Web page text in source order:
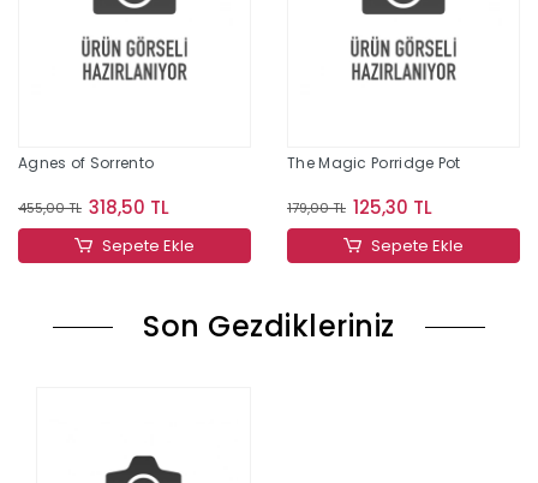
Agnes of Sorrento
455,00 TL 318,50 TL
Sepete Ekle
The Magic Porridge Pot
179,00 TL 125,30 TL
Sepete Ekle
Son Gezdikleriniz